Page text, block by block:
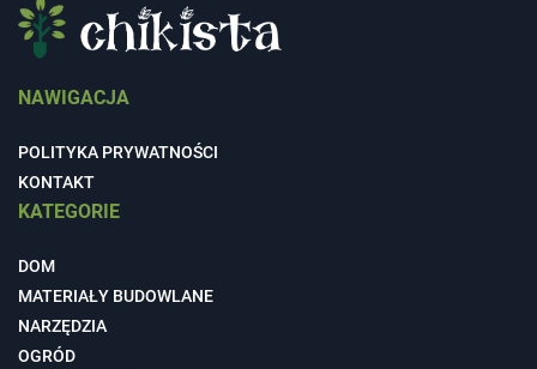
NAWIGACJA
POLITYKA PRYWATNOŚCI
KONTAKT
KATEGORIE
DOM
MATERIAŁY BUDOWLANE
NARZĘDZIA
OGRÓD